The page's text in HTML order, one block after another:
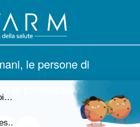
le persone di
le promesse di